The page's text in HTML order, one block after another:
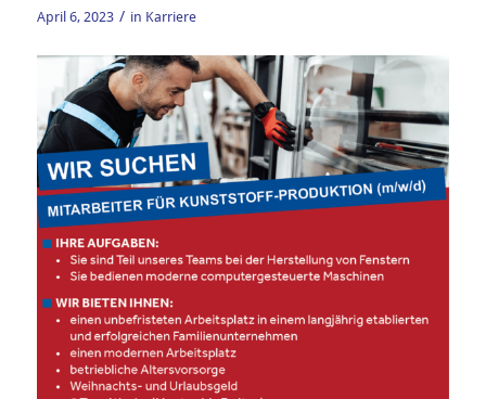
April 6, 2023 / in Karriere